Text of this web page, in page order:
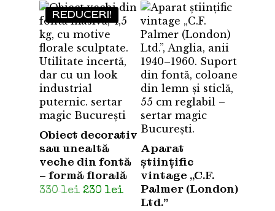
REDUCERI!
Obiect decorativ
sau unealtă
veche din fontă
– formă florală
330lei Prețul
230 leiPrețul
curent
Aparat
științific
vintage „C.F.
Palmer (London)
Ltd.”